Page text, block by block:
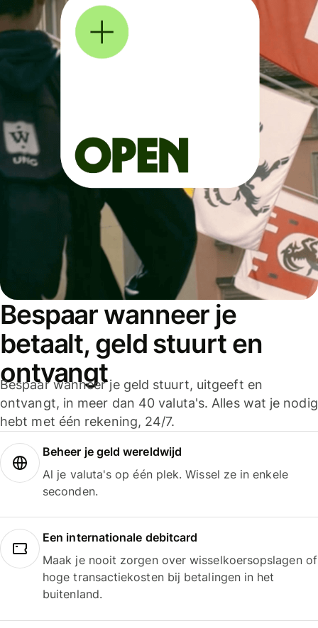
Bespaar wanneer je
betaalt, geld stuurt en
ontvangt
Bespaar wanneer je geld stuurt, uitgeeft en
ontvangt, in meer dan 40 valuta's. Alles wat je nodig
hebt met één rekening, 24/7.
Beheer je geld wereldwijd
Al je valuta's op één plek. Wissel ze in enkele
seconden.
Een internationale debitcard
Maak je nooit zorgen over wisselkoersopslagen of
hoge transactiekosten bij betalingen in het
buitenland.